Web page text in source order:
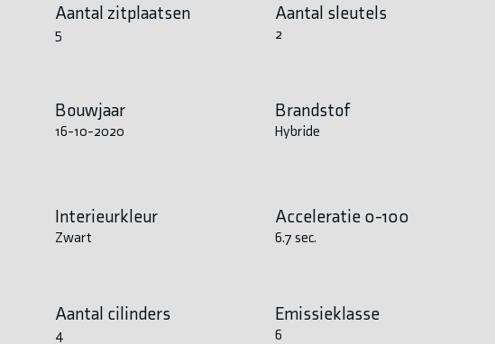
Aantal zitplaatsen
5
Aantal sleutels
2
Bouwjaar
16-10-2020
Brandstof
Hybride
Interieurkleur
Zwart
Acceleratie 0-100
6.7 sec.
Aantal cilinders
4
Emissieklasse
6